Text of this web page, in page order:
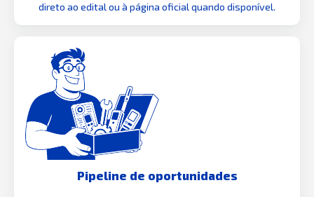
direto ao edital ou à página oficial quando disponível.
Pipeline de oportunidades